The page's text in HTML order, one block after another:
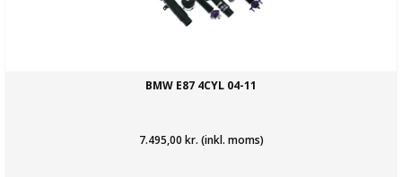
BMW E87 4CYL 04-11
7.495,00 kr. (inkl. moms)